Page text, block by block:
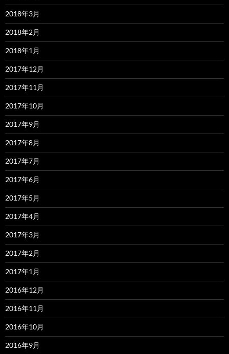
2018年3月
2018年2月
2018年1月
2017年12月
2017年11月
2017年10月
2017年9月
2017年8月
2017年7月
2017年6月
2017年5月
2017年4月
2017年3月
2017年2月
2017年1月
2016年12月
2016年11月
2016年10月
2016年9月